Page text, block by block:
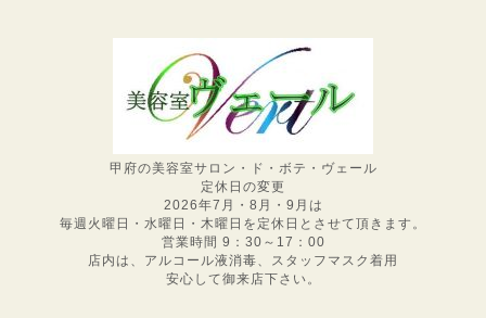
甲府の美容室サロン・ド・ボテ・ヴェール
定休日の変更
2026年7月・8月・9月は
毎週火曜日・水曜日・木曜日を定休日とさせて頂きます。
営業時間 9：30～17：00
店内は、アルコール液消毒、スタッフマスク着用
安心して御来店下さい。